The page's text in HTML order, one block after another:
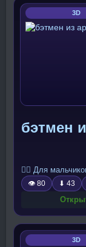
3D
бэтмен
🧍‍♂️ Для
👁 80 ⬇ 43
3D